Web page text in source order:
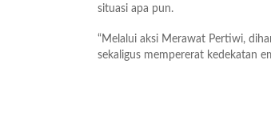
situasi apa pun.
“Melalui aksi Merawat Pertiwi,
sekaligus mempererat kedekatan